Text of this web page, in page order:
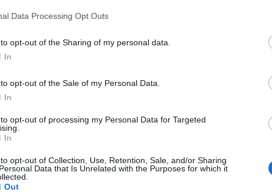
Data Processing Opt Outs
opt-out of the Sharing of my personal data.
In
opt-out of the Sale of my Personal Data.
In
opt-out of processing my Personal Data for Targeted
In
opt-out of Collection, Use, Retention, Sale, and/or Sharing
Data that Is Unrelated with the Purposes for which it
Out